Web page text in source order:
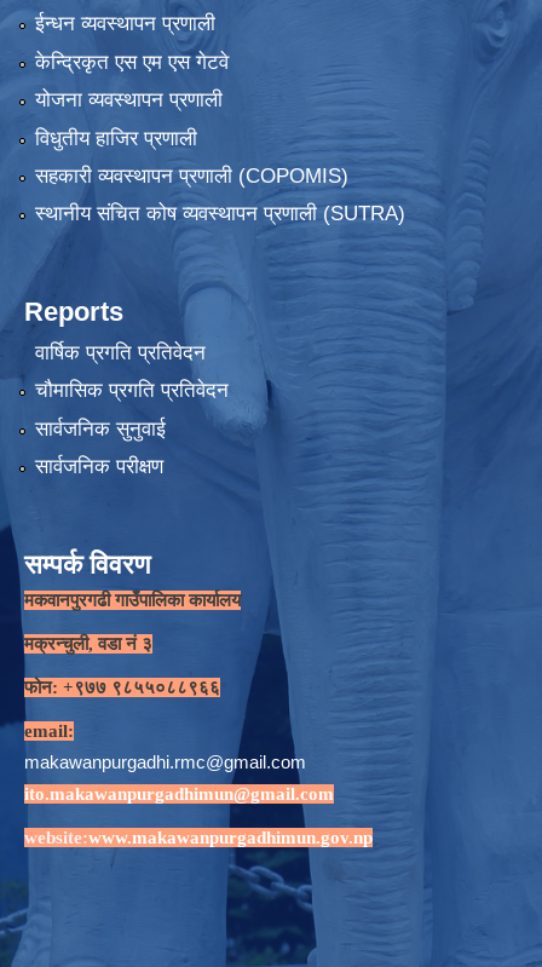
ईन्धन व्यवस्थापन प्रणाली
केन्द्रिकृत एस एम एस गेटवे
योजना व्यवस्थापन प्रणाली
विधुतीय हाजिर प्रणाली
सहकारी व्यवस्थापन प्रणाली (COPOMIS)
स्थानीय संचित कोष व्यवस्थापन प्रणाली (SUTRA)
Reports
वार्षिक प्रगति प्रतिवेदन
चौमासिक प्रगति प्रतिवेदन
सार्वजनिक सुनुवाई
सार्वजनिक परीक्षण
सम्पर्क विवरण
मकवानपुरगढी गाउँपालिका कार्यालय
मक्रन्चुली, वडा नं ३
फोन: +९७७ ९८५५०८८९६६
email:
makawanpurgadhi.rmc@gmail.com
ito.makawanpurgadhimun@gmail.com
website:www.makawanpurgadhimun.gov.np